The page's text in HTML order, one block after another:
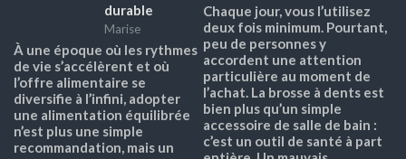
durable
Marise
À une époque où les rythmes
de vie s’accélèrent et où
l’offre alimentaire se
diversifie à l’infini, adopter
une alimentation équilibrée
n’est plus une simple
recommandation, mais un
Chaque jour, vous l’utilisez
deux fois minimum. Pourtant,
peu de personnes y
accordent une attention
particulière au moment de
l’achat. La brosse à dents est
bien plus qu’un simple
accessoire de salle de bain :
c’est un outil de santé à part